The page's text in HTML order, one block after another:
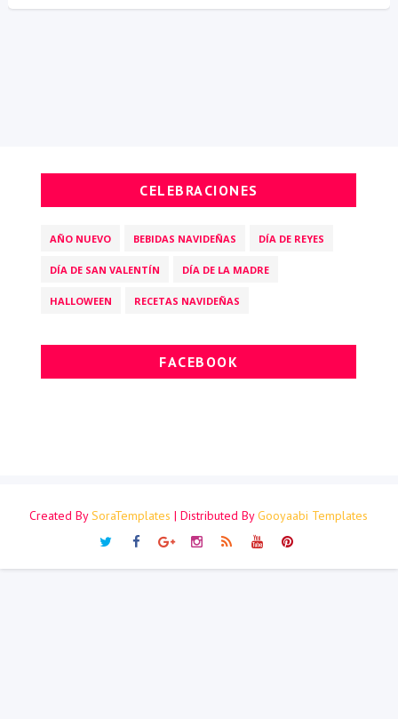
CELEBRACIONES
AÑO NUEVO BEBIDAS NAVIDEÑAS DÍA DE REYES
DÍA DE SAN VALENTÍN DÍA DE LA MADRE
HALLOWEEN RECETAS NAVIDEÑAS
FACEBOOK
Created BySoraTemplates | Distributed ByGooyaabi Templates